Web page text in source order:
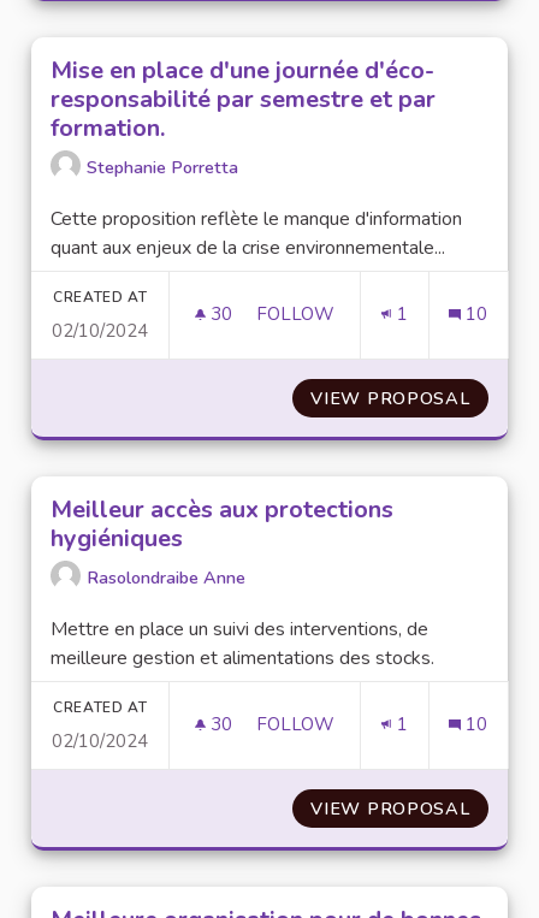
Mise en place d'une journée d'éco-
responsabilité par semestre et par
formation.
Stephanie Porretta
Cette proposition reflète le manque d'information
quant aux enjeux de la crise environnementale...
CREATED AT
02/10/2024
30 30 FOLLOWERS
FOLLOW 1 10
VIEW PROPOSALMISE
Meilleur accès aux protections
hygiéniques
Rasolondraibe Anne
Mettre en place un suivi des interventions, de
meilleure gestion et alimentations des stocks.
CREATED AT
02/10/2024
30 30 FOLLOWERS
FOLLOW 1 10
VIEW PROPOSAL